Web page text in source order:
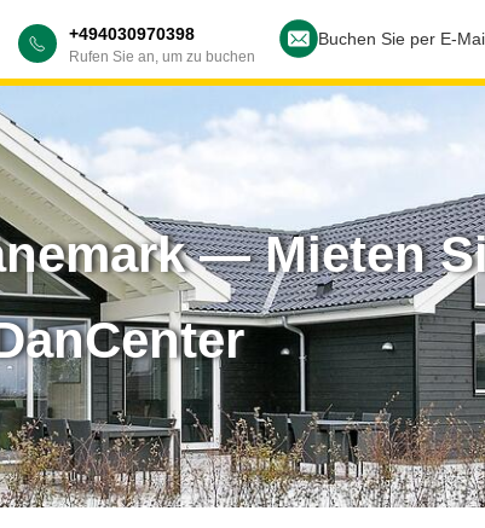
+494030970398
Rufen Sie an, um zu buchen
Buchen Sie per E-
— Mieten